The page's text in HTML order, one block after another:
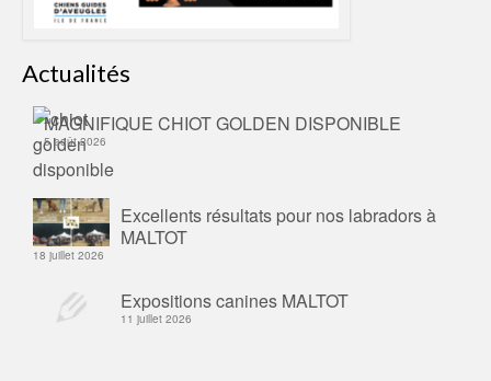
Actualités
MAGNIFIQUE CHIOT GOLDEN DISPONIBLE
5 août 2026
Excellents résultats pour nos labradors à
MALTOT
18 juillet 2026
Expositions canines MALTOT
11 juillet 2026